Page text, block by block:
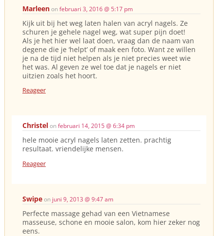
Marleenonfebruari 3, 2016 @ 5:17 pm
Kijk uit bij het weg laten halen van acryl nagels. Ze
schuren je gehele nagel weg, wat super pijn doet!
Als je het hier wel laat doen, vraag dan de naam van
degene die je ‘helpt’ of maak een foto. Want ze willen
je na de tijd niet helpen als je niet precies weet wie
het was. Al geven ze wel toe dat je nagels er niet
uitzien zoals het hoort.
Reageer
Christelonfebruari 14, 2015 @ 6:34 pm
hele mooie acryl nagels laten zetten. prachtig
resultaat. vriendelijke mensen.
Reageer
Swipeon juni 9, 2013 @ 9:47 am
Perfecte massage gehad van een Vietnamese
masseuse, schone en mooie salon, kom hier zeker nog
eens.